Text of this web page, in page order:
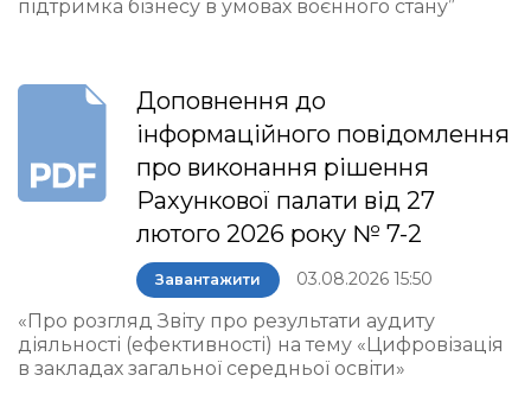
підтримка бізнесу в умовах воєнного стану”
Доповнення до
інформаційного повідомлення
про виконання рішення
Рахункової палати від 27
лютого 2026 року № 7-2
Завантажити 03.08.2026 15:50
«Про розгляд Звіту про результати аудиту
діяльності (ефективності) на тему «Цифровізація
в закладах загальної середньої освіти»